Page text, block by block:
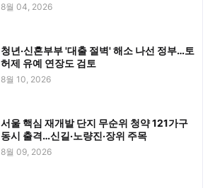
8월 04, 2026
청년·신혼부부 '대출 절벽' 해소 나선 정부…토
허제 유예 연장도 검토
8월 10, 2026
서울 핵심 재개발 단지 무순위 청약 121가구
동시 출격…신길·노량진·장위 주목
8월 09, 2026